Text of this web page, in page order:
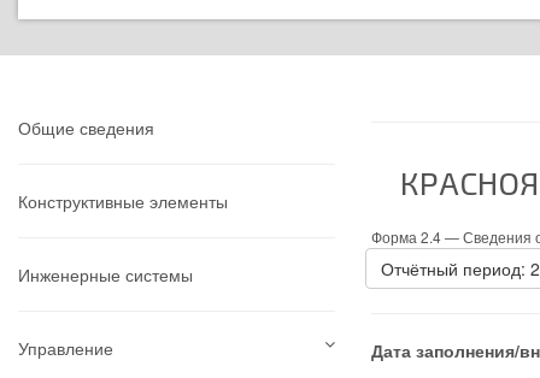
Общие сведения
Конструктивные элементы
Инженерные системы
Управление
Форма 2.4 —Сведения
Отчётный период:
Дата заполнения/